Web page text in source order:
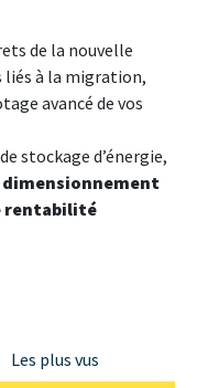
Les plus vus
de la nouvelle
à la migration,
avancé de vos
stockage d’énergie,
dimensionnement
rentabilité